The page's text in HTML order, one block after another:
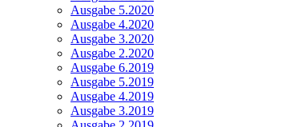
Ausgabe 5.2020
Ausgabe 4.2020
Ausgabe 3.2020
Ausgabe 2.2020
Ausgabe 6.2019
Ausgabe 5.2019
Ausgabe 4.2019
Ausgabe 3.2019